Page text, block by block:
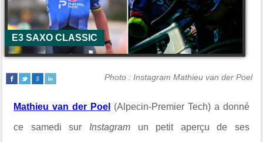
E3 SAXO CLASSIC
Photo : Instagram Mathieu van der Poel
Mathieu van der Poel (Alpecin-Premier Tech) a donné
ce samedi sur Instagram un petit aperçu de ses